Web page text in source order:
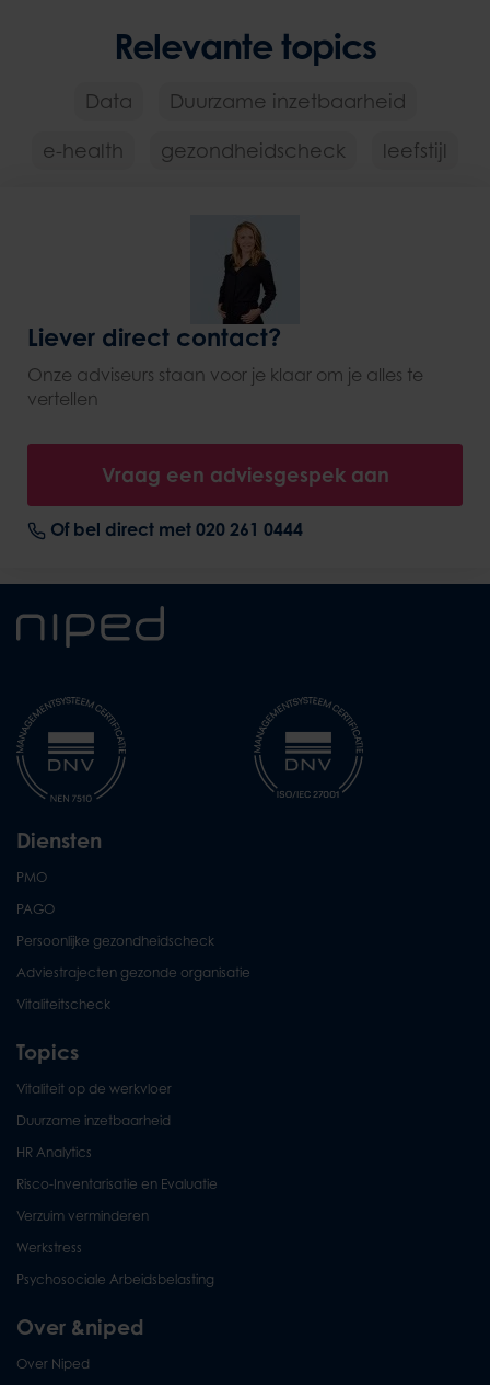
Relevante topics
Data Duurzame inzetbaarheid
e-health gezondheidscheck leefstijl
Liever direct contact?
Onze adviseurs staan voor je klaar om je alles te
vertellen
Vraag een adviesgespek aan
Of bel direct met 020 261 0444
Diensten
PMO
PAGO
Persoonlijke gezondheidscheck
Adviestrajecten gezonde organisatie
Vitaliteitscheck
Topics
Vitaliteit op de werkvloer
Duurzame inzetbaarheid
HR Analytics
Risco-Inventarisatie en Evaluatie
Verzuim verminderen
Werkstress
Psychosociale Arbeidsbelasting
Over &niped
Over Niped